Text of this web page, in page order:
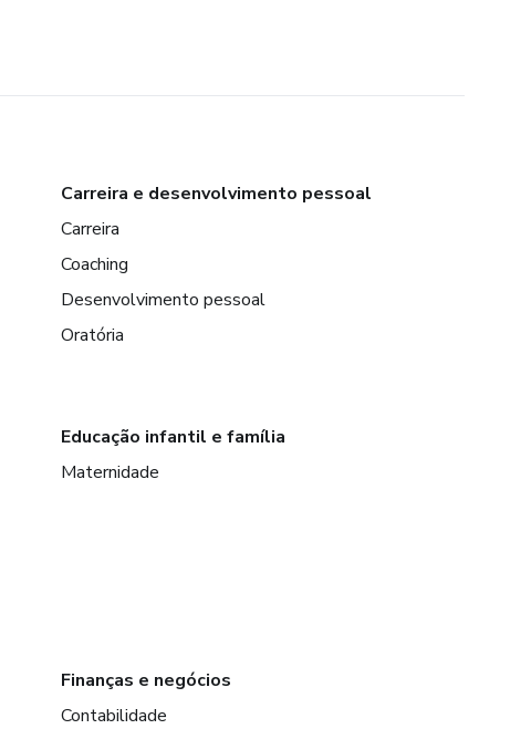
Carreira e desenvolvimento pessoal
Carreira
Coaching
Desenvolvimento pessoal
Oratória
Educação infantil e família
Maternidade
Finanças e negócios
Contabilidade